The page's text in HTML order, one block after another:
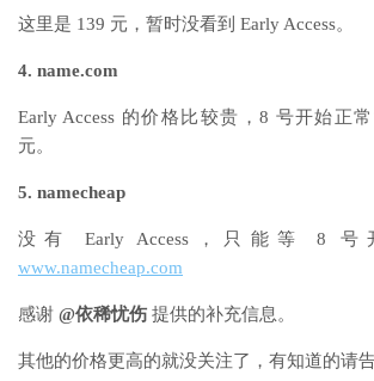
这里是 139 元，暂时没看到 Early Access。
4. name.com
Early Access 的价格比较贵，8 号开始正
元。
5. namecheap
没有 Early Access，只能等 8 号
www.namecheap.com
感谢 @依稀忧伤 提供的补充信息。
其他的价格更高的就没关注了，有知道的请告